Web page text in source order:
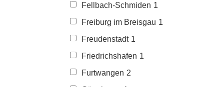
Fellbach-Schmiden 1
Freiburg im Breisgau 1
Freudenstadt 1
Friedrichshafen 1
Furtwangen 2